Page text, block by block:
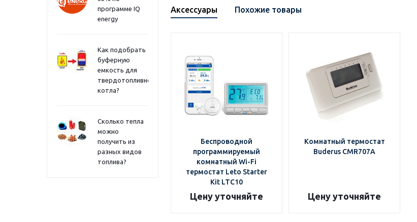
программе IQ
energy
Как подобрать
буферную
емкость для
твердотопливного
котла?
Сколько тепла
можно
получить из
разных видов
топлива?
Аксессуары Похожие товары
Беспроводной
программируемый
комнатный Wi-Fi
термостат Leto Starter
Kit LTC10
Цену уточняйте
Комнатный термостат
Buderus CMR707A
Цену уточняйте